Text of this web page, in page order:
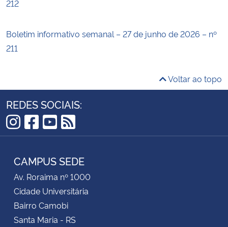
212
Boletim informativo semanal – 27 de junho de 2026 – nº
211
Voltar ao topo
REDES SOCIAIS:
Instagram
Facebook
YouTube
RSS
CAMPUS SEDE
Av. Roraima nº 1000
Cidade Universitária
Bairro Camobi
Santa Maria - RS